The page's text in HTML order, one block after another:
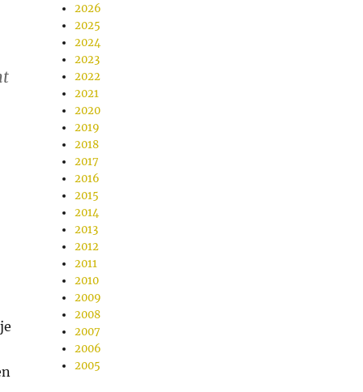
2026
2025
2024
2023
2022
2021
2020
2019
2018
2017
2016
2015
2014
2013
2012
2011
2010
2009
2008
2007
2006
2005